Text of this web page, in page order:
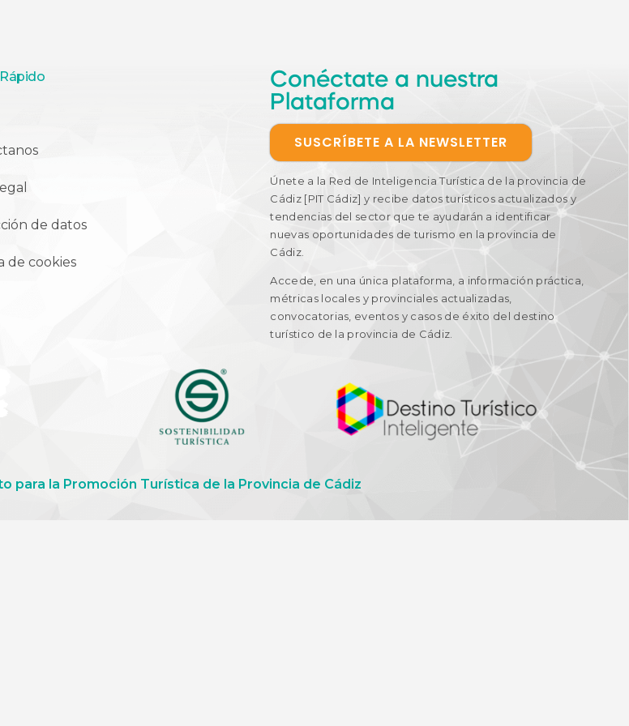
de datos
de cookies
Conéctate a nuestra
Plataforma
SUSCRÍBETE A LA NEWSLETTER
Únete a la Red de Inteligencia Turística de la provincia de
Cádiz [PIT Cádiz] y recibe datos turísticos actualizados y
tendencias del sector que te ayudarán a identificar
nuevas oportunidades de turismo en la provincia de
Cádiz.
Accede, en una única plataforma, a información práctica,
métricas locales y provinciales actualizadas,
convocatorias, eventos y casos de éxito del destino
turístico de la provincia de Cádiz.
para la Promoción Turística de la Provincia de Cádiz